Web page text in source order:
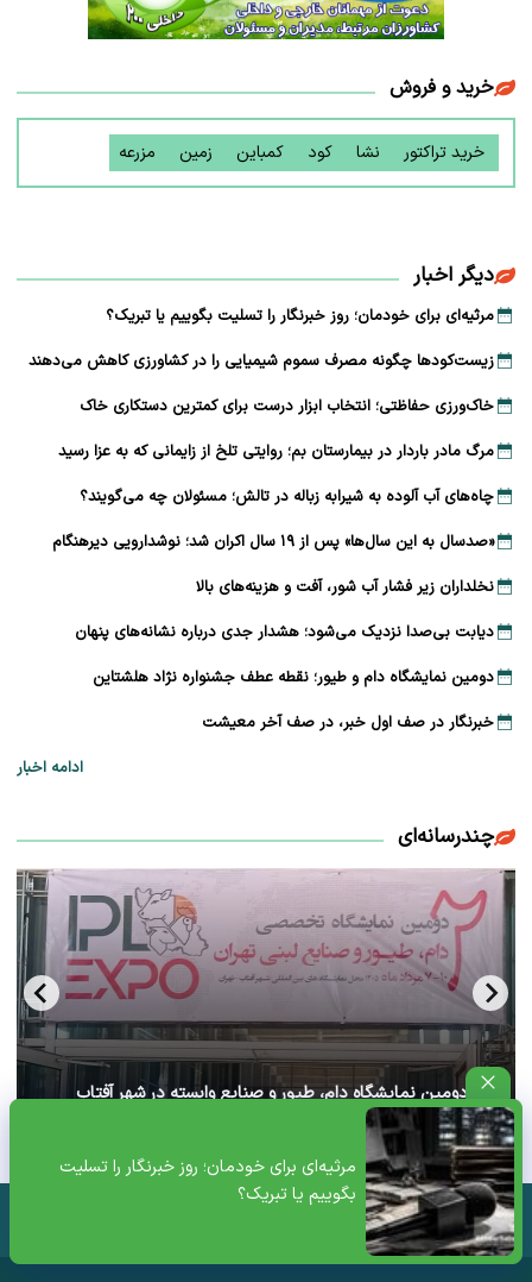
مرثیه‌ای برای خودمان؛ روز خبرنگار را تسلیت
بگوییم یا تبریک؟
خرید و فروش
خرید تراکتور نشا کود کمباین زمین مزرعه
دیگر اخبار
مرثیه‌ای برای خودمان؛ روز خبرنگار را تسلیت بگوییم یا تبریک؟
زیست‌کودها چگونه مصرف سموم شیمیایی را در کشاورزی کاهش می‌دهند
خاک‌ورزی حفاظتی؛ انتخاب ابزار درست برای کمترین دستکاری خاک
مرگ مادر باردار در بیمارستان بم؛ روایتی تلخ از زایمانی که به عزا رسید
چاه‌های آب آلوده به شیرابه زباله در تالش؛ مسئولان چه می‌گویند؟
«صدسال به این سال‌ها» پس از ۱۹ سال اکران شد؛ نوشدارویی دیرهنگام
نخلداران زیر فشار آب شور، آفت و هزینه‌های بالا
دیابت بی‌صدا نزدیک می‌شود؛ هشدار جدی درباره نشانه‌های پنهان
دومین نمایشگاه دام و طیور؛ نقطه عطف جشنواره نژاد هلشتاین
خبرنگار در صف اول خبر، در صف آخر معیشت
ادامه اخبار
چندرسانه‌ای
آغاز دومین نمایشگاه دام، طیور و صنایع وابسته در شهر آفتاب
تهران+ ویدئو